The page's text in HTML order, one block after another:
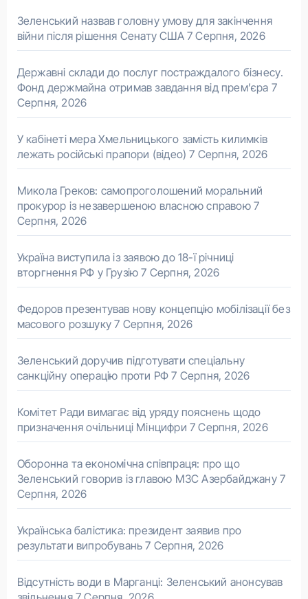
Зеленський назвав головну умову для закінчення
війни після рішення Сенату США 7 Серпня, 2026
Державні склади до послуг постраждалого бізнесу.
Фонд держмайна отримав завдання від прем’єра 7
Серпня, 2026
У кабінеті мера Хмельницького замість килимків
лежать російські прапори (відео) 7 Серпня, 2026
Микола Греков: самопроголошений моральний
прокурор із незавершеною власною справою 7
Серпня, 2026
Україна виступила із заявою до 18-ї річниці
вторгнення РФ у Грузію 7 Серпня, 2026
Федоров презентував нову концепцію мобілізації без
масового розшуку 7 Серпня, 2026
Зеленський доручив підготувати спеціальну
санкційну операцію проти РФ 7 Серпня, 2026
Комітет Ради вимагає від уряду пояснень щодо
призначення очільниці Мінцифри 7 Серпня, 2026
Оборонна та економічна співпраця: про що
Зеленський говорив із главою МЗС Азербайджану 7
Серпня, 2026
Українська балістика: президент заявив про
результати випробувань 7 Серпня, 2026
Відсутність води в Марганці: Зеленський анонсував